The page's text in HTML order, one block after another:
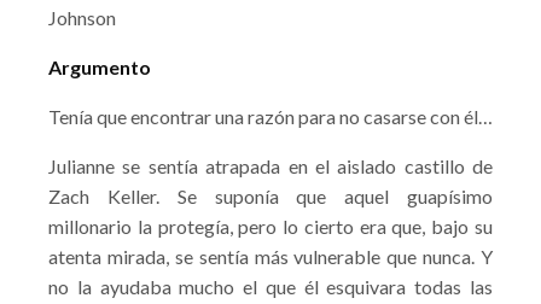
Johnson
Argumento
Tenía que encontrar una razón para no casarse con él…
Julianne se sentía atrapada en el aislado castillo de
Zach Keller. Se suponía que aquel guapísimo
millonario la protegía, pero lo cierto era que, bajo su
atenta mirada, se sentía más vulnerable que nunca. Y
no la ayudaba mucho el que él esquivara todas las